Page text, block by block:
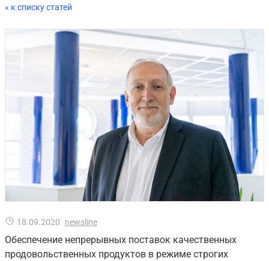
« к списку статей
18.09.2020 newsline
Обеспечение непрерывных поставок качественных
продовольственных продуктов в режиме строгих